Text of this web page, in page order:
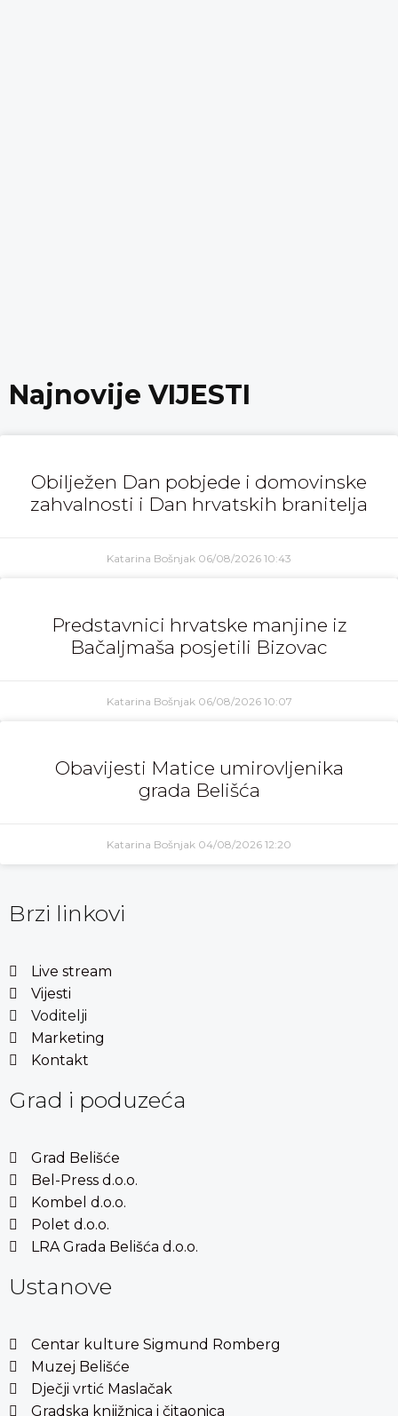
Najnovije VIJESTI
Obilježen Dan pobjede i domovinske
zahvalnosti i Dan hrvatskih branitelja
Katarina Bošnjak 06/08/2026 10:43
Predstavnici hrvatske manjine iz
Bačaljmaša posjetili Bizovac
Katarina Bošnjak 06/08/2026 10:07
Obavijesti Matice umirovljenika
grada Belišća
Katarina Bošnjak 04/08/2026 12:20
Brzi linkovi
Live stream
Vijesti
Voditelji
Marketing
Kontakt
Grad i poduzeća
Grad Belišće
Bel-Press d.o.o.
Kombel d.o.o.
Polet d.o.o.
LRA Grada Belišća d.o.o.
Ustanove
Centar kulture Sigmund Romberg
Muzej Belišće
Dječji vrtić Maslačak
Gradska knjižnica i čitaonica